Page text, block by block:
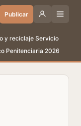
Publicar
y reciclaje Servicio
Penitenciaria 2026